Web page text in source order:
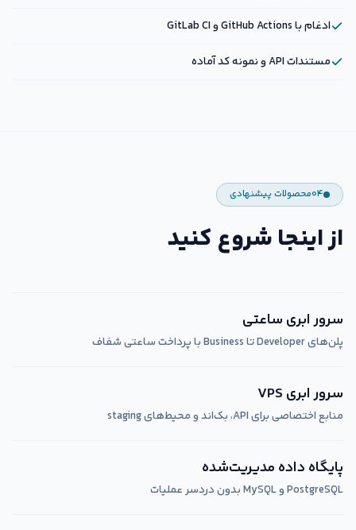
ادغام با GitHub Actions و GitLab CI
مستندات API و نمونه کد آماده
۰۴محصولات پیشنهادی
از اینجا شروع کنید
سرور ابری ساعتی
پلن‌های Developer تا Business با پرداخت ساعتی شفاف
سرور ابری VPS
منابع اختصاصی برای API، بک‌اند و محیط‌های staging
پایگاه داده مدیریت‌شده
PostgreSQL و MySQL بدون دردسر عملیات